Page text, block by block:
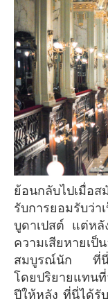
ย้อนกลับไปเมื่อสมัยศตวรรษที่ 20 New York Cafe ได้
รับการยอมรับว่า
บูดาเปสต์ แต่หลั
ความเสียหายเป็
สมบูรณ์นัก ที่นี่จึ
โดยปริยายแทนที่
ปีให้หลัง ที่นี่ได้รั